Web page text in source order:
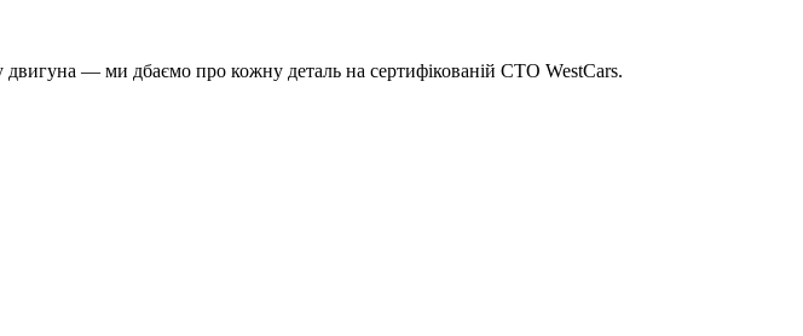
двигуна — ми дбаємо про кожну деталь на сертифікованій СТО WestCars.